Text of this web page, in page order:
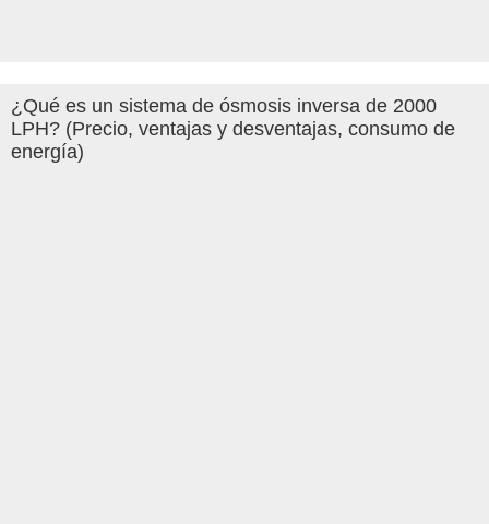
¿Qué es un sistema de ósmosis inversa de 2000
LPH? (Precio, ventajas y desventajas, consumo de
energía)